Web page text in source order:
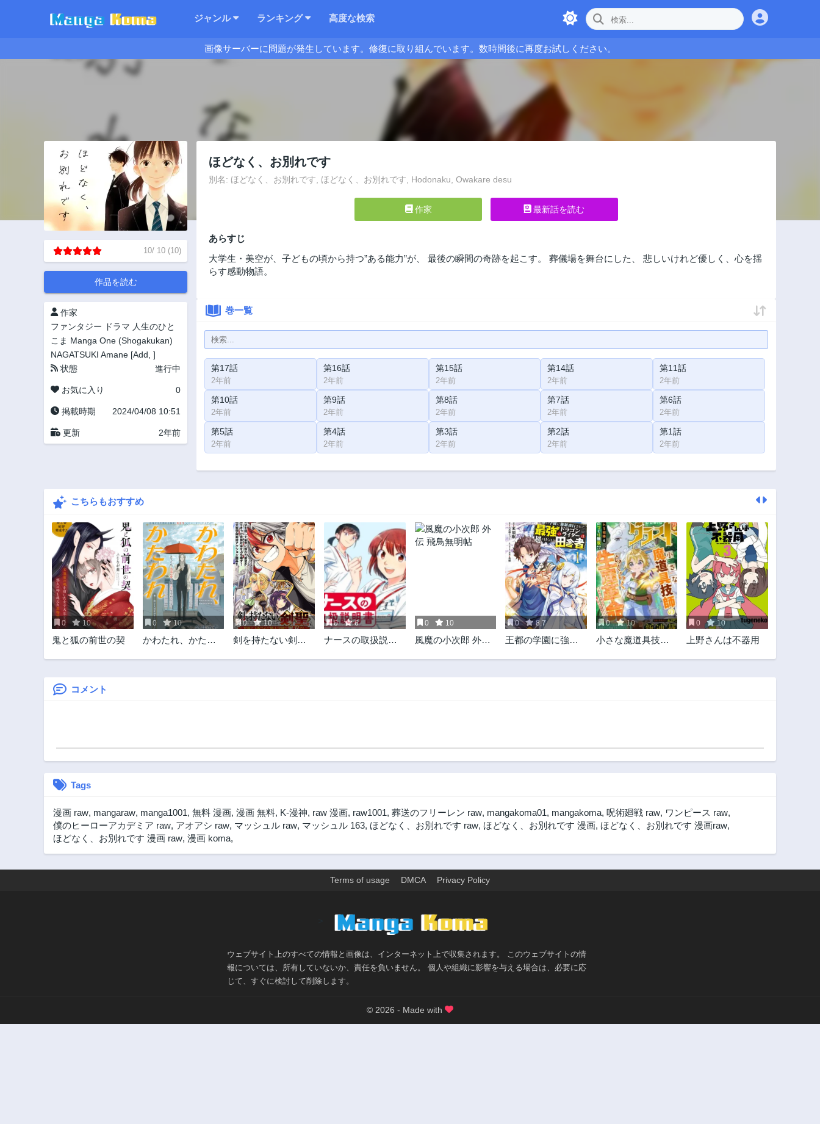
ジャンル ランキング 高度な検索
画像サーバーに問題が発生しています。修復に取り組んでいます。数時間後に再度お試しください。
10/ 10 (10)
作品を読む
作家
ファンタジー
ドラマ 人生のひと
こま Manga One (Shogakukan)
NAGATSUKI Amane [Add, ]
状態
進行中
お気に入り 0
掲載時期 2024/04/08 10:51
更新 2年前
ほどなく、お別れです
別名: ほどなく、お別れです, ほどなく、お別れです, Hodonaku, Owakare desu
作家 最新話を読む
あらすじ
大学生・美空が、子どもの頃から持つ”ある能力”が、 最後の瞬間の奇跡を起こす。 葬儀場を舞台にした、 悲しいけれど優しく、心を揺
らす感動物語。
巻一覧
第17話
2年前
第16話
2年前
第15話
2年前
第14話
2年前
第11話
2年前
第10話
2年前
第9話
2年前
第8話
2年前
第7話
2年前
第6話
2年前
第5話
2年前
第4話
2年前
第3話
2年前
第2話
2年前
第1話
2年前
こちらもおすすめ
0 10
鬼と狐の前世の契
0 10
かわたれ、かたわ
0 10
剣を持たない剣
双する
0 6
ナースの取扱説明
0 10
風魔の小次郎 外伝
0 8.7
王都の学園に強制
は超が付くほど田
0 10
小さな魔道具技師
るチートジョブで
0 10
上野さんは不器用
コメント
Tags
漫画 raw, mangaraw, manga1001, 無料 漫画, 漫画 無料, K-漫神, raw 漫画, raw1001, 葬送のフリーレン raw, mangakoma01, mangakoma, 呪術廻戦 raw, ワンピース raw,
僕のヒーローアカデミア raw, アオアシ raw, マッシュル raw, マッシュル 163, ほどなく、お別れです raw, ほどなく、お別れです 漫画, ほどなく、お別れです 漫画raw,
ほどなく、お別れです 漫画 raw, 漫画 koma,
Terms of usage DMCA Privacy Policy
ウェブサイト上のすべての情報と画像は、インターネット上で収集されます。 このウェブサイトの情
報については、所有していないか、責任を負いません。 個人や組織に影響を与える場合は、必要に応
じて、すぐに検討して削除します。
© 2026 - Made with